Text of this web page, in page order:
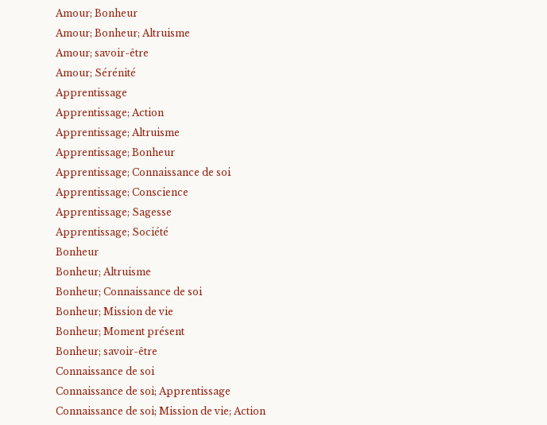
Amour; Bonheur
Amour; Bonheur; Altruisme
Amour; savoir-être
Amour; Sérénité
Apprentissage
Apprentissage; Action
Apprentissage; Altruisme
Apprentissage; Bonheur
Apprentissage; Connaissance de soi
Apprentissage; Conscience
Apprentissage; Sagesse
Apprentissage; Société
Bonheur
Bonheur; Altruisme
Bonheur; Connaissance de soi
Bonheur; Mission de vie
Bonheur; Moment présent
Bonheur; savoir-être
Connaissance de soi
Connaissance de soi; Apprentissage
Connaissance de soi; Mission de vie; Action